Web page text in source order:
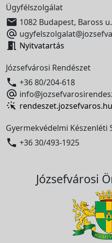
Ügyfélszolgálat
 1082 Budapest, Baross

 Nyitvatartás
Józsefvárosi Rendészet
 +36 80/204-618

rendeszet.jozsefvaros.hu
Gyermekvédelmi Készenléti
 +36 30/493-1925
Józsefvárosi